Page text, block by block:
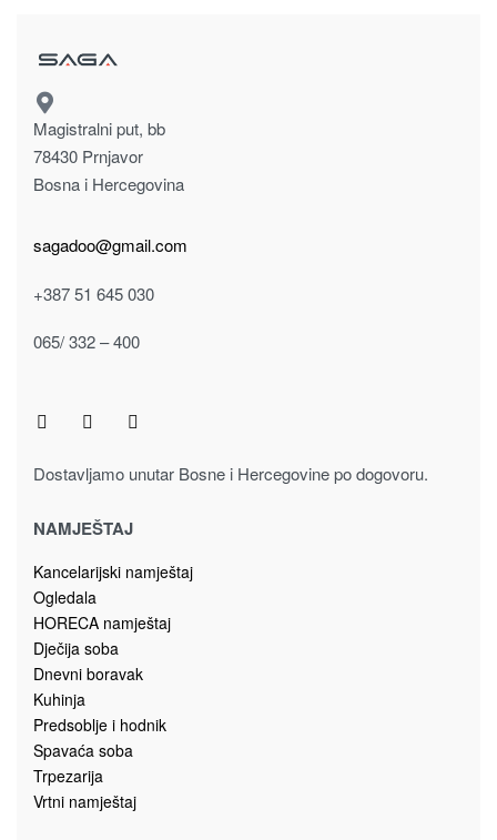
Magistralni put, bb
78430 Prnjavor
Bosna i Hercegovina
sagadoo@gmail.com
+387 51 645 030
065/ 332 – 400
Dostavljamo unutar Bosne i Hercegovine po dogovoru.
NAMJEŠTAJ
Kancelarijski namještaj
Ogledala
HORECA namještaj
Dječija soba
Dnevni boravak
Kuhinja
Predsoblje i hodnik
Spavaća soba
Trpezarija
Vrtni namještaj